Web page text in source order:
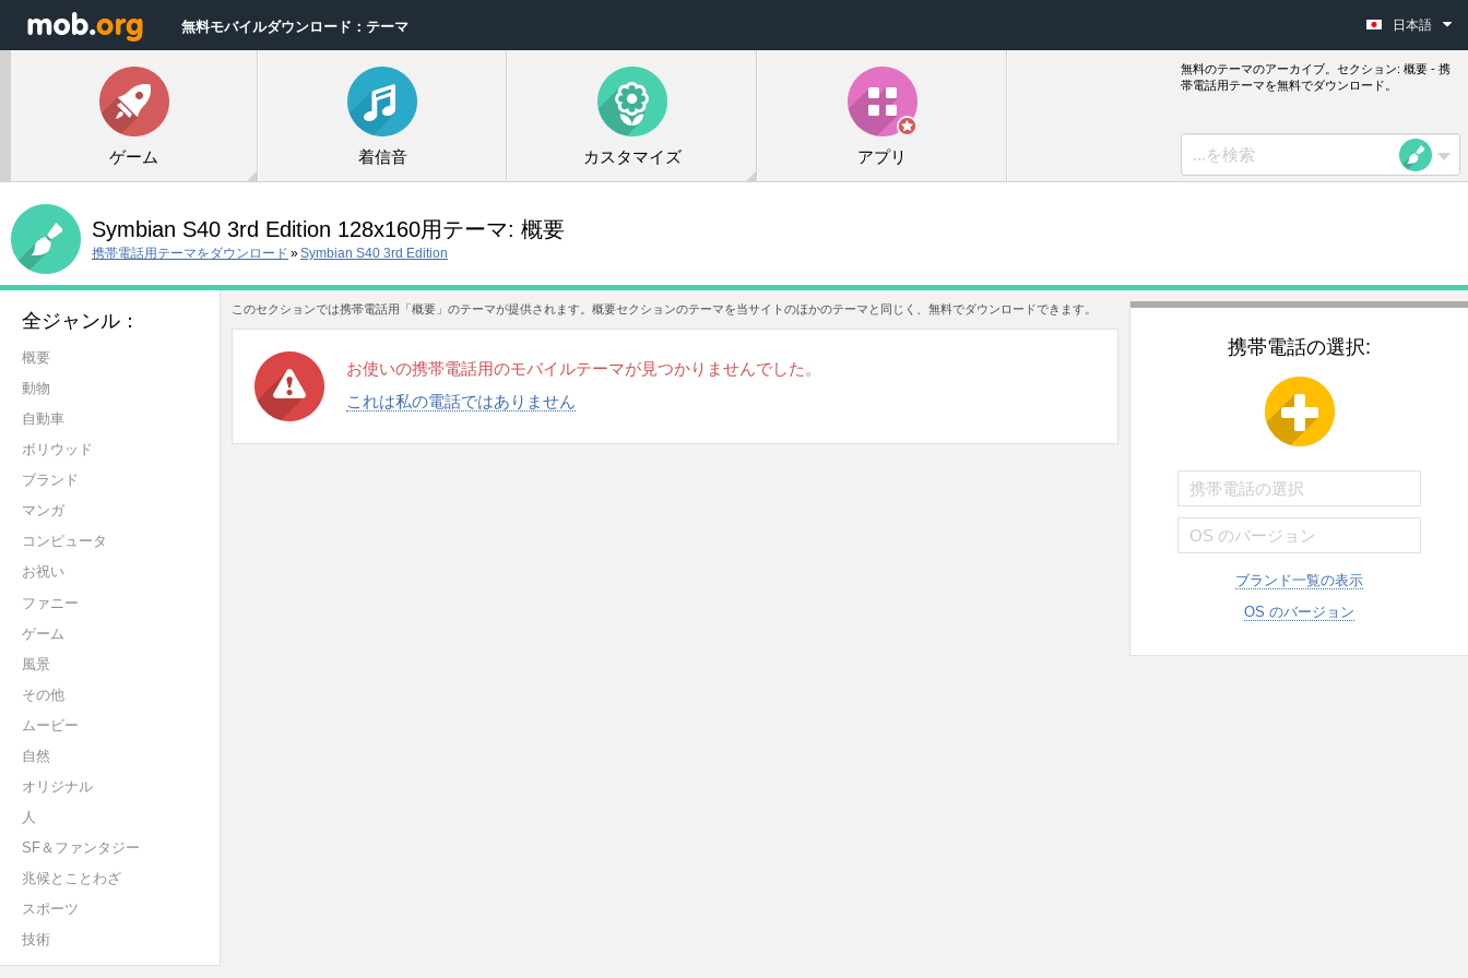
無料モバイルダウンロード：テーマ 日本語
ゲーム 着信音 カスタマイズ アプリ
無料のテーマのアーカイブ。セクション: 概要 - 携
帯電話用テーマを無料でダウンロード。
Symbian S40 3rd Edition 128x160用テーマ: 概要
携帯電話用テーマをダウンロード »Symbian S40 3rd Edition
全ジャンル：
概要
動物
自動車
ボリウッド
ブランド
マンガ
コンピュータ
お祝い
ファニー
ゲーム
風景
その他
ムービー
自然
オリジナル
人
SF＆ファンタジー
兆候とことわざ
スポーツ
技術
このセクションでは携帯電話用「概要」のテーマが提供されます。概要セクションのテーマを当サイトのほかのテーマと同じく、無料でダウンロードできます。
お使いの携帯電話用のモバイルテーマが見つかりませんでした。
これは私の電話ではありません
携帯電話の選択:
ブランド一覧の表示
OS のバージョン